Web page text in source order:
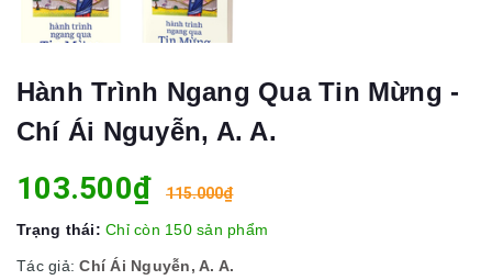
Hành Trình Ngang Qua Tin Mừng -
Chí Ái Nguyễn, A. A.
103.500₫ 115.000₫
Trạng thái: Chỉ còn 150 sản phẩm
Tác giả:Chí Ái Nguyễn, A. A.